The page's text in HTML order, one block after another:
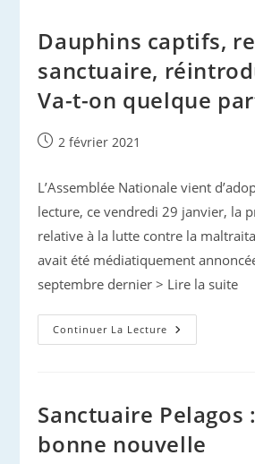
Mimosa
Dauphins captifs,
sanctuaire,
Va-t-on quelque
Publication
2 février 2021
L’Assemblée Nationale vient
lecture, ce vendredi 29 janvier, la
relative à la lutte contre la
avait été médiatiquement
septembre dernier > Lire la suite
Continuer La Lecture Dauphins
Captifs,
T-
On
Quelque
Part
?
Sanctuaire Pelagos
bonne nouvelle